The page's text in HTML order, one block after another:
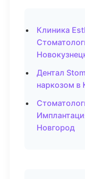
Клиника
Дентал
наркозом в
Новгород